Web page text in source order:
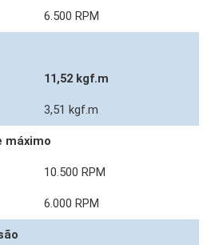
6.500 RPM
11,52 kgf.m
3,51 kgf.m
máximo
10.500 RPM
6.000 RPM